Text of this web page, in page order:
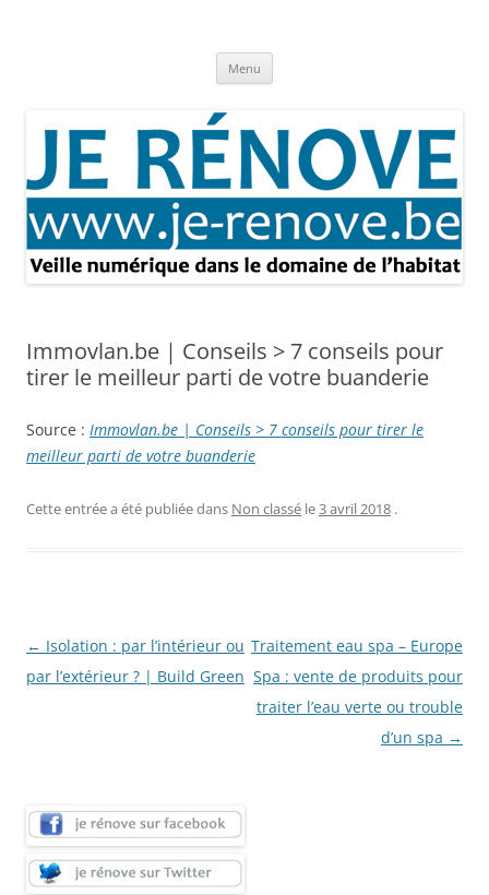
Menu
Immovlan.be | Conseils > 7 conseils pour
tirer le meilleur parti de votre buanderie
Source : Immovlan.be | Conseils > 7 conseils pour tirer le
meilleur parti de votre buanderie
Cette entrée a été publiée dans Non classé le3 avril 2018 .
Navigation
des
← Isolation : par l’intérieur ou
par l’extérieur ? | Build Green
Traitement eau spa – Europe
Spa : vente de produits pour
traiter l’eau verte ou trouble
d’un spa →